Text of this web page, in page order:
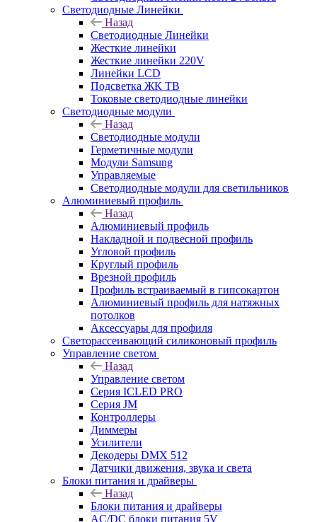
Светодиодные Линейки
Назад
Светодиодные Линейки
Жесткие линейки
Жесткие линейки 220V
Линейки LCD
Подсветка ЖК ТВ
Токовые светодиодные линейки
Светодиодные модули
Назад
Светодиодные модули
Герметичные модули
Модули Samsung
Управляемые
Светодиодные модули для светильников
Алюминиевый профиль
Назад
Алюминиевый профиль
Накладной и подвесной профиль
Угловой профиль
Круглый профиль
Врезной профиль
Профиль встраиваемый в гипсокартон
Алюминиевый профиль для натяжных
потолков
Аксессуары для профиля
Светорассеивающий силиконовый профиль
Управление светом
Назад
Управление светом
Серия ICLED PRO
Серия JM
Контроллеры
Диммеры
Усилители
Декодеры DMX 512
Датчики движения, звука и света
Блоки питания и драйверы
Назад
Блоки питания и драйверы
AC/DC блоки питания 5V